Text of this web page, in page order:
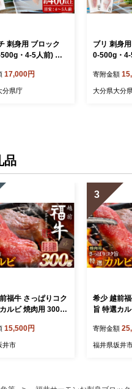
刺身用 ブロック
・4-5人前) カ
さしみ 刺し身 【o
【海べ】
17,000円
分県庁
ブリ 刺身
0-500g・
身 冷蔵 【
べ】
寄附金額
大分県大分
品
福牛 さっぱりコク
ルビ 焼肉用 300g
牛 かるび 肉 牛 牛
答 贈り物 ギフト
15,500円
井市
3
希少 越前
旨 特選カ
牛 赤身和牛
肉 冷凍 贈
寄附金額
福井県坂井